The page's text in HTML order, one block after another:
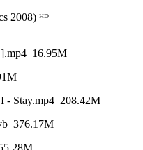
2008) ᴴᴰ
16.95M
Stay.mp4 208.42M
376.17M